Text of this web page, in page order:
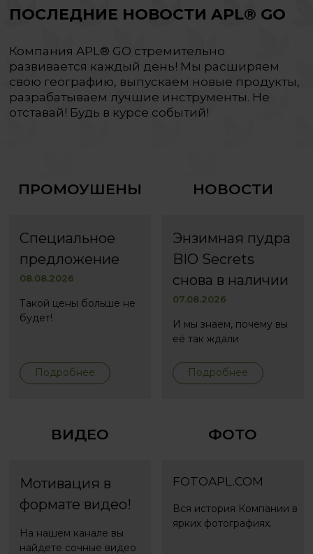
ПОСЛЕДНИЕ НОВОСТИ APL® GO
Компания APL® GO стремительно
развивается каждый день! Мы расширяем
свою географию, выпускаем новые продукты,
разрабатываем лучшие инструменты. Не
отставай! Будь в курсе событий!
ПРОМОУШЕНЫ
Специальное
предложение
08.08.2026
Такой цены больше не
будет!
Подробнее
НОВОСТИ
Энзимная пудра
BIO Secrets
снова в наличии
07.08.2026
И мы знаем, почему вы
её так ждали
Подробнее
ВИДЕО
Мотивация в
формате видео!
На нашем канале вы
найдете сочные видео
ФОТО
FOTOAPL.COM
Вся история Компании в
ярких фотографиях.